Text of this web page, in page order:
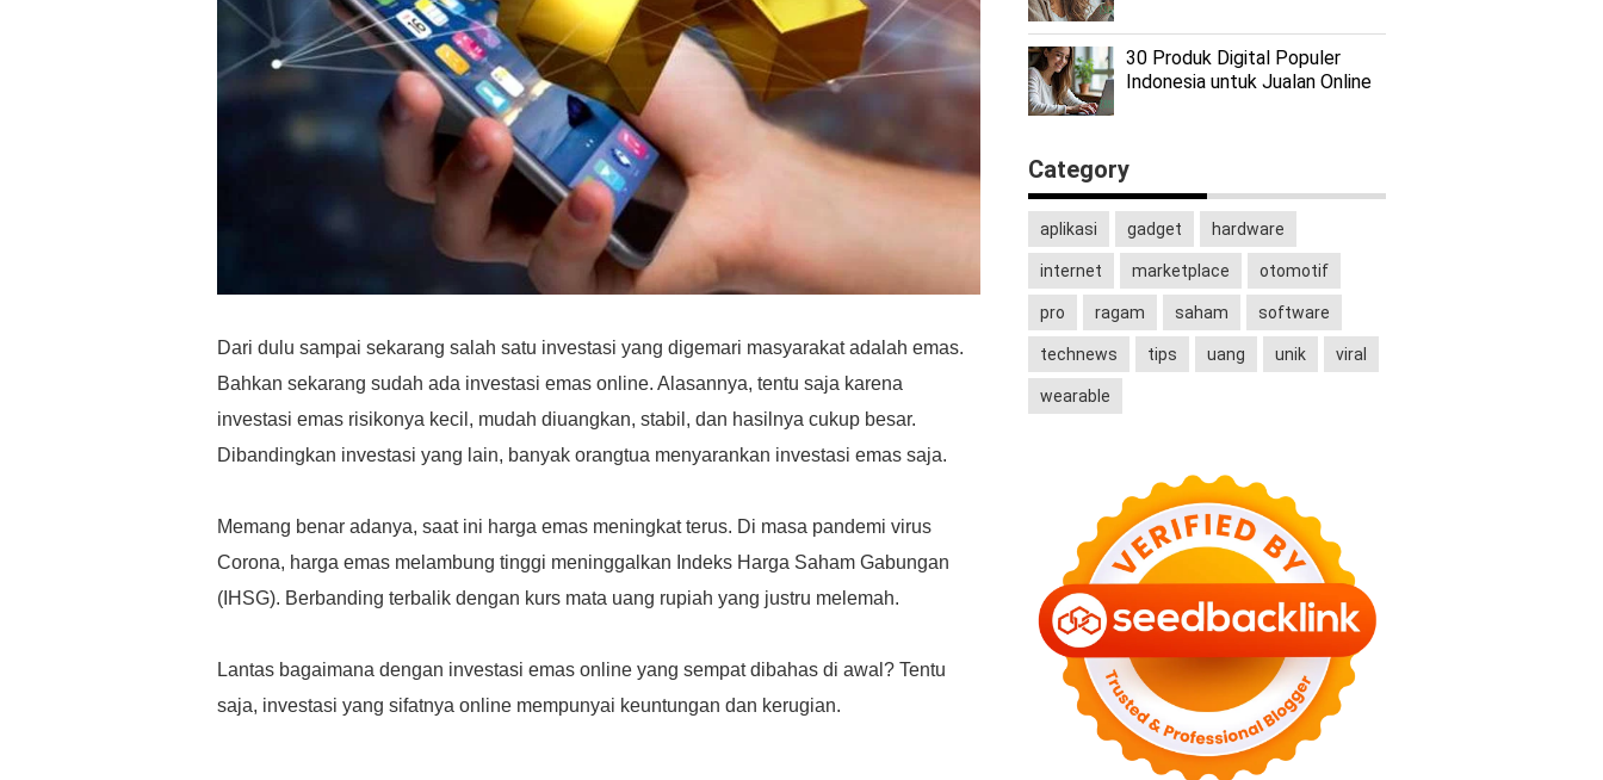
Dari dulu sampai sekarang salah satu investasi yang digemari masyarakat adalah emas.
Bahkan sekarang sudah ada investasi emas online. Alasannya, tentu saja karena
investasi emas risikonya kecil, mudah diuangkan, stabil, dan hasilnya cukup besar.
Dibandingkan investasi yang lain, banyak orangtua menyarankan investasi emas saja.
Memang benar adanya, saat ini harga emas meningkat terus. Di masa pandemi virus
Corona, harga emas melambung tinggi meninggalkan Indeks Harga Saham Gabungan
(IHSG). Berbanding terbalik dengan kurs mata uang rupiah yang justru melemah.
Lantas bagaimana dengan investasi emas online yang sempat dibahas di awal? Tentu
saja, investasi yang sifatnya online mempunyai keuntungan dan kerugian.
30 Produk Digital Populer
Indonesia untuk Jualan Online
Category
aplikasi gadget hardware
internet marketplace otomotif
pro ragam saham software
technews tips uang unik viral
wearable